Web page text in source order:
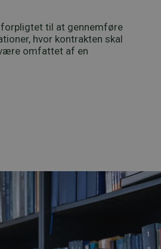
til at gennemføre
hvor kontrakten skal
omfattet af en